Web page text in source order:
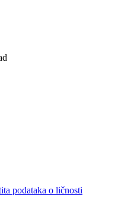
podataka o ličnosti